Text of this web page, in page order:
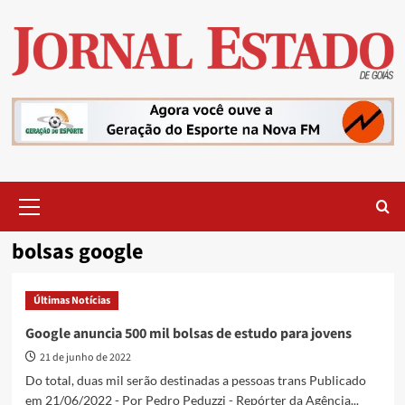
content
Menu
bolsas google
Últimas Notícias
Google anuncia 500 mil bolsas de estudo para jovens
21 de junho de 2022
Do total, duas mil serão destinadas a pessoas trans Publicado
em 21/06/2022 - Por Pedro Peduzzi - Repórter da Agência...